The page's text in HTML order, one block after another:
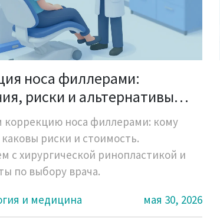
носа филлерами:
риски и альтернативы
коррекцию носа филлерами: кому
риски и стоимость.
с хирургической ринопластикой и
по выбору врача.
и медицина
мая 30, 2026